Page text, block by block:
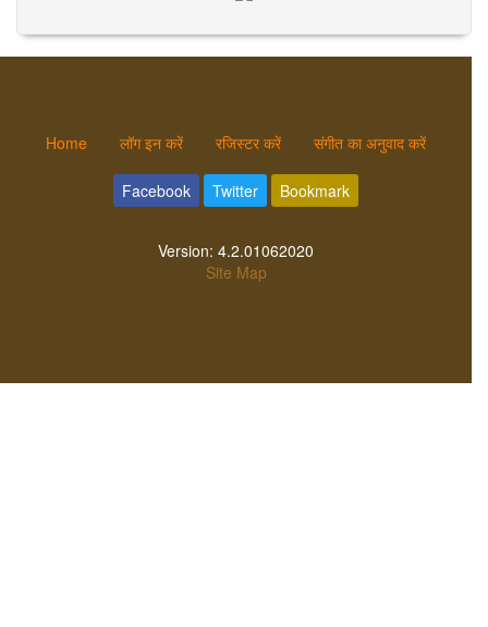
Home लॉग इन करें रजिस्टर करें संगीत का अनुवाद करें
Facebook Twitter Bookmark
Version: 4.2.01062020
Site Map